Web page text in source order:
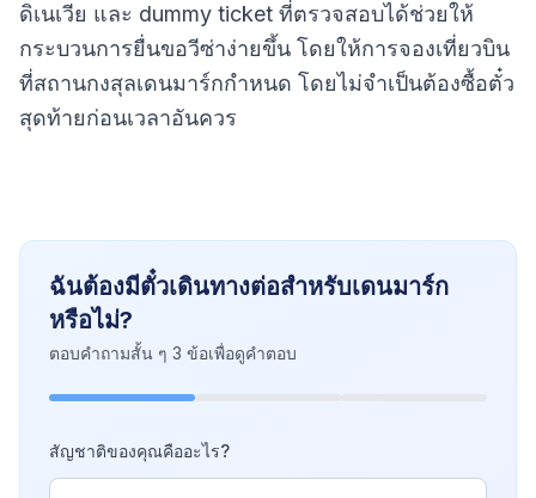
ดิเนเวีย และ dummy ticket ที่ตรวจสอบได้ช่วยให้
กระบวนการยื่นขอวีซ่าง่ายขึ้น โดยให้การจองเที่ยวบิน
ที่สถานกงสุลเดนมาร์กกำหนด โดยไม่จำเป็นต้องซื้อตั๋ว
สุดท้ายก่อนเวลาอันควร
ฉันต้องมีตั๋วเดินทางต่อสำหรับเดนมาร์ก
หรือไม่?
ตอบคำถามสั้น ๆ 3 ข้อเพื่อดูคำตอบ
สัญชาติของคุณคืออะไร?